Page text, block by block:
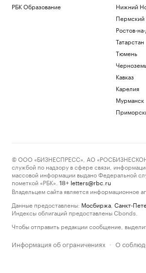
РБК Образование
Нижний
Пермский
Ростов-
Татарстан
Тюмень
Кавказ
Карелия
Мурманск
© ООО «БИЗНЕСПРЕСС», АО
службой по надзору в сфере связи,
массовой информации выдано Федеральной
пометкой «РБК».
18+ letters@rbc.ru
Владельцем сайта является информационное
Данные предоставлены: Мосбиржа Санкт-
Индексы облигаций предоставлены Cbonds.
Чтобы отправить редакции сообщение,
Информация об ограничениях · О